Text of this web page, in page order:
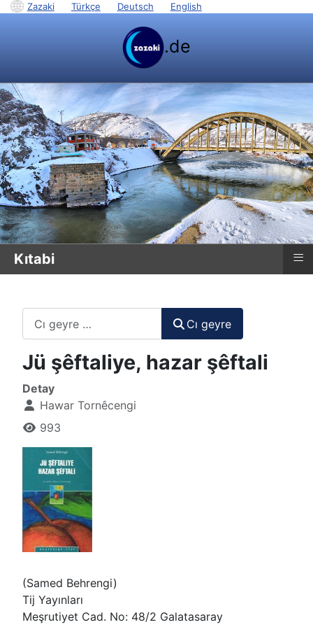
Zazaki Türkçe Deutsch English
.de
Kıtabi ≡
Cı geyre
Jü şêftaliye, hazar şêftali
Detay
Hawar Tornêcengi
993
(Samed Behrengi)
Tij Yayınları
Meşrutiyet Cad. No: 48/2 Galatasaray